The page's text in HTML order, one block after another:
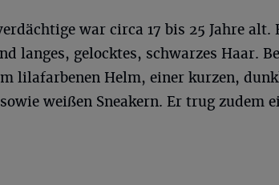
war circa 17 bis 25 Jahre alt.
langes, gelocktes, schwarzes Haar.
lilafarbenen Helm, einer kurzen,
weißen Sneakern. Er trug zudem